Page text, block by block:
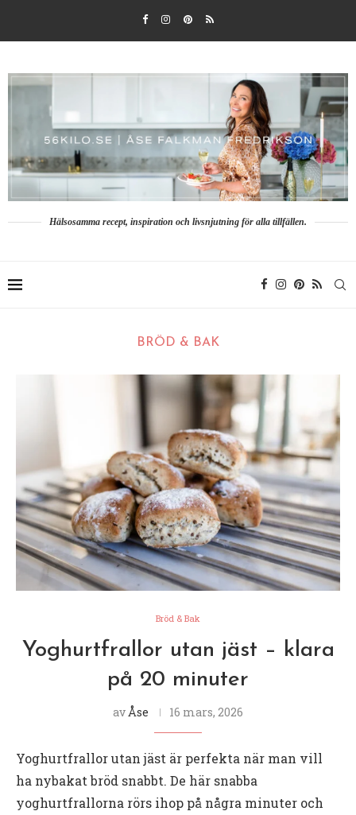
Hälsosamma recept, inspiration och livsnjutning för alla tillfällen.
BRÖD & BAK
Bröd & Bak
Yoghurtfrallor utan jäst – klara
på 20 minuter
av Åse 16 mars, 2026
Yoghurtfrallor utan jäst är perfekta när man vill
ha nybakat bröd snabbt. De här snabba
yoghurtfrallorna rörs ihop på några minuter och